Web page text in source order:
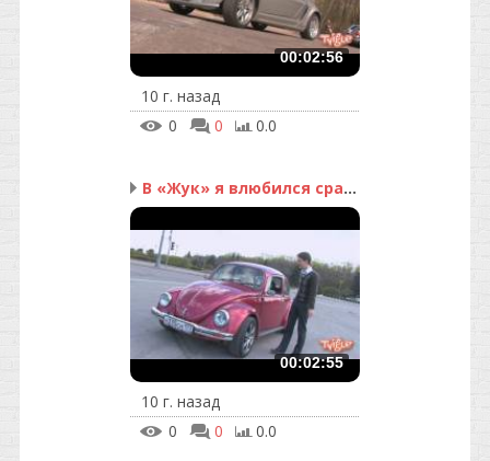
00:02:56
10 г. назад
0
0 0.0
В «Жук» я влюбился сразу
00:02:55
10 г. назад
0
0 0.0